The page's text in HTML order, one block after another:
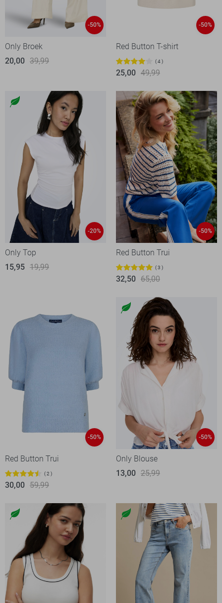
-50%
Only Broek
20,00 39,99
-50%
Red Button T-shirt
4
25,00 49,99
-20%
Only Top
15,95 19,99
-50%
Red Button Trui
3
32,50 65,00
-50%
Red Button Trui
2
30,00 59,99
-50%
Only Blouse
13,00 25,99